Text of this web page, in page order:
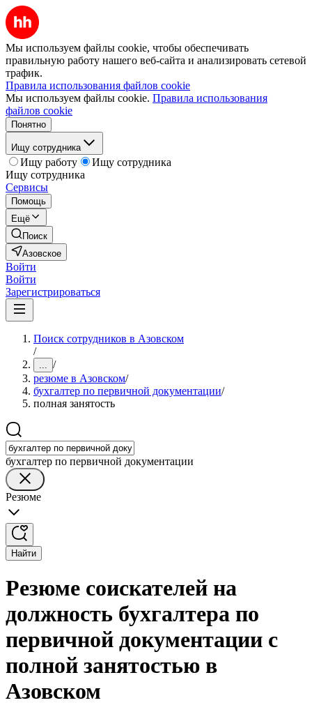
Мы используем файлы cookie, чтобы обеспечивать
правильную работу нашего веб-сайта и анализировать сетевой
трафик.
Правила использования файлов cookie
Мы используем файлы cookie. Правила использования
файлов cookie
Понятно
Ищу сотрудника
Ищу работу
Ищу сотрудника
Ищу сотрудника
Сервисы
Помощь
Ещё
Поиск
Азовское
Войти
Войти
Зарегистрироваться
Поиск сотрудников в Азовском
/
... /
резюме в Азовском/
бухгалтер по первичной документации/
полная занятость
бухгалтер по первичной документации
Резюме
Найти
Резюме соискателей на
должность бухгалтера по
первичной документации с
полной занятостью в
Азовском